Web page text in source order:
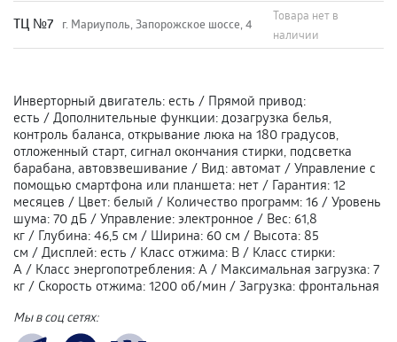
ТЦ №7 г. Мариуполь, Запорожское шоссе, 4
Товара нет в
наличии
Инверторный двигатель: есть / Прямой привод:
есть / Дополнительные функции: дозагрузка белья,
контроль баланса, открывание люка на 180 градусов,
отложенный старт, сигнал окончания стирки, подсветка
барабана, автовзвешивание / Вид: автомат / Управление с
помощью смартфона или планшета: нет / Гарантия: 12
месяцев / Цвет: белый / Количество программ: 16 / Уровень
шума: 70 дБ / Управление: электронное / Вес: 61,8
кг / Глубина: 46,5 см / Ширина: 60 см / Высота: 85
см / Дисплей: есть / Класс отжима: В / Класс стирки:
А / Класс энергопотребления: A / Максимальная загрузка: 7
кг / Скорость отжима: 1200 об/мин / Загрузка: фронтальная
Мы в соц сетях: